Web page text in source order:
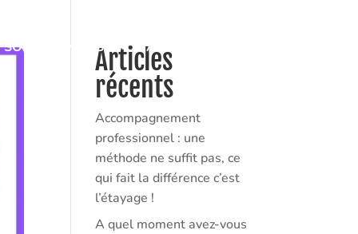
NOUS ? ACTUALITÉS
Articles
récents
Accompagnement
professionnel : une
méthode ne suffit pas, ce
qui fait la différence c’est
l’étayage !
A quel moment avez-vous